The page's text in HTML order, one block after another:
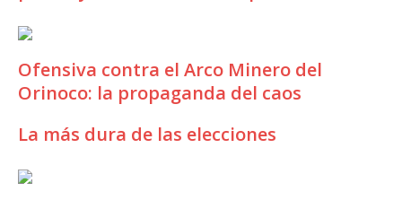
Ofensiva contra el Arco Minero del
Orinoco: la propaganda del caos
La más dura de las elecciones